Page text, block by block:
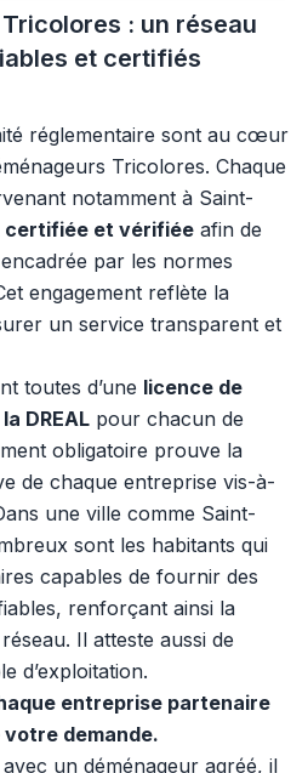
: un réseau
et certifiés
réglementaire sont au cœur
Tricolores. Chaque
notamment à Saint-
certifiée et vérifiée afin de
par les normes
engagement reflète la
un service transparent et
toutes d’une licence de
DREAL pour chacun de
obligatoire prouve la
de chaque entreprise vis-à-
une ville comme Saint-
sont les habitants qui
capables de fournir des
renforçant ainsi la
Il atteste aussi de
d’exploitation.
entreprise partenaire
demande.
un déménageur agréé, il